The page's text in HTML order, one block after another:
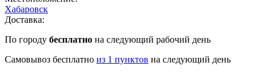
Хабаровск
Доставка:
По городу бесплатно на следующий рабочий день
Cамовывоз бесплатно из 1 пунктов на следующий день